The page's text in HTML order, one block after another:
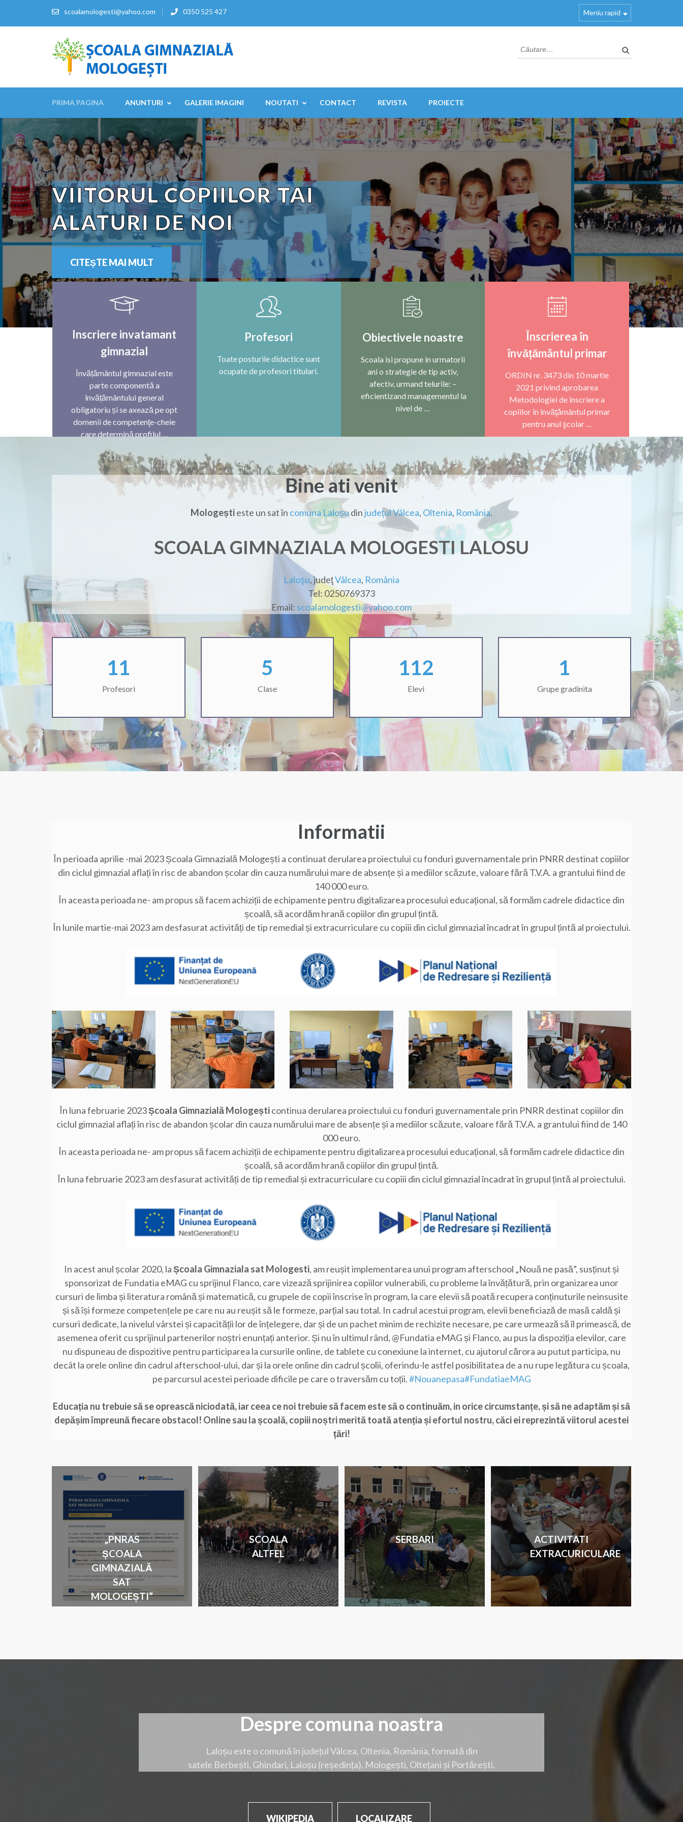
scoalamologesti@yahoo.com 0350 525 427 Meniu rapid
Caută
după:
PRIMA PAGINA ANUNTURI GALERIE IMAGINI NOUTATI CONTACT REVISTA PROIECTE
VIITORUL COPIILOR TAI
ALATURI DE NOI
CITEȘTE MAI MULT
Inscriere invatamant
gimnazial
Învățământul gimnazial este
parte componentă a
învățământului general
obligatoriu și se axează pe opt
domenii de competenţe-cheie
care determină profilul …
Profesori
Toate posturile didactice sunt
ocupate de profesori titulari.
Obiectivele noastre
Scoala isi propune in urmatorii
ani o strategie de tip activ,
afectiv, urmand telurile: –
eficientizand managementul la
nivel de …
Înscrierea în
învățământul primar
ORDIN nr. 3473 din 10 martie
2021 privind aprobarea
Metodologiei de înscriere a
copiilor în învăţământul primar
pentru anul şcolar …
Bine ati venit
Mologeștieste un sat în comuna Laloșudinjudețul Vâlcea, Oltenia, România.
SCOALA GIMNAZIALA MOLOGESTI LALOSU
Laloşu, judeţVâlcea, România
Tel: 0250769373
Email: scoalamologesti@yahoo.com
17
Profesori
7
Clase
170
Elevi
1
Grupe gradinita
Informatii
În perioada aprilie -mai 2023 Școala Gimnazială Mologești a continuat derularea proiectului cu fonduri guvernamentale prin PNRR destinat copiilor
din ciclul gimnazial aflați în risc de abandon școlar din cauza numărului mare de absențe și a mediilor scăzute, valoare fără T.V.A. a grantului fiind de
140 000 euro.
În aceasta perioada ne- am propus să facem achiziții de echipamente pentru digitalizarea procesului educațional, să formăm cadrele didactice din
școală, să acordăm hrană copiilor din grupul țintă.
În lunile martie-mai 2023 am desfasurat activități de tip remedial și extracurriculare cu copiii din ciclul gimnazial încadrat în grupul țintă al proiectului.
În luna februarie 2023Școala Gimnazială Mologeșticontinua derularea proiectului cu fonduri guvernamentale prin PNRR destinat copiilor din
ciclul gimnazial aflați în risc de abandon școlar din cauza numărului mare de absențe și a mediilor scăzute, valoare fără T.V.A. a grantului fiind de 140
000 euro.
În aceasta perioada ne- am propus să facem achiziții de echipamente pentru digitalizarea procesului educațional, să formăm cadrele didactice din
școală, să acordăm hrană copiilor din grupul țintă.
În luna februarie 2023 am desfasurat activități de tip remedial și extracurriculare cu copiii din ciclul gimnazial încadrat în grupul țintă al proiectului.
In acest anul școlar 2020, laȘcoala Gimnaziala sat Mologesti, am reușit implementarea unui program afterschool „Nouă ne pasă”, susținut și
sponsorizat de Fundatia eMAG cu sprijinul Flanco, care vizează sprijinirea copiilor vulnerabili, cu probleme la învățătură, prin organizarea unor
cursuri de limba și literatura română și matematică, cu grupele de copii înscrise în program, la care elevii să poată recupera conținuturile neinsusite
și să își formeze competențele pe care nu au reușit să le formeze, parțial sau total. In cadrul acestui program, elevii beneficiază de masă caldă și
cursuri dedicate, la nivelul vârstei și capacității lor de înțelegere, dar și de un pachet minim de rechizite necesare, pe care urmează să îl primească, de
asemenea oferit cu sprijinul partenerilor noștri enunțați anterior. Și nu în ultimul rând, @Fundatia eMAG și Flanco, au pus la dispoziția elevilor, care
nu dispuneau de dispozitive pentru participarea la cursurile online, de tablete cu conexiune la internet, cu ajutorul cărora au putut participa, nu
decât la orele online din cadrul afterschool-ului, dar și la orele online din cadrul școlii, oferindu-le astfel posibilitatea de a nu rupe legătura cu școala,
pe parcursul acestei perioade dificile pe care o traversăm cu toții.#Nouanepasa#FundatiaeMAG
Educația nu trebuie să se oprească niciodată, iar ceea ce noi trebuie să facem este să o continuăm, in orice circumstanțe, și să ne adaptăm și să
depășim împreună fiecare obstacol! Online sau la școală, copiii noștri merită toată atenția și efortul nostru, căci ei reprezintă viitorul acestei
țări!
„PNRAS
ȘCOALA
GIMNAZIALĂ
SAT
MOLOGEȘTI”
SCOALA
ALTFEL
SERBARI
ACTIVITATI
EXTRACURICULARE
Despre comuna noastra
Laloșu este o comună în județul Vâlcea, Oltenia, România, formată din
satele Berbești, Ghindari, Laloșu (reședința), Mologești, Oltețani și Portărești.
WIKIPEDIA LOCALIZARE